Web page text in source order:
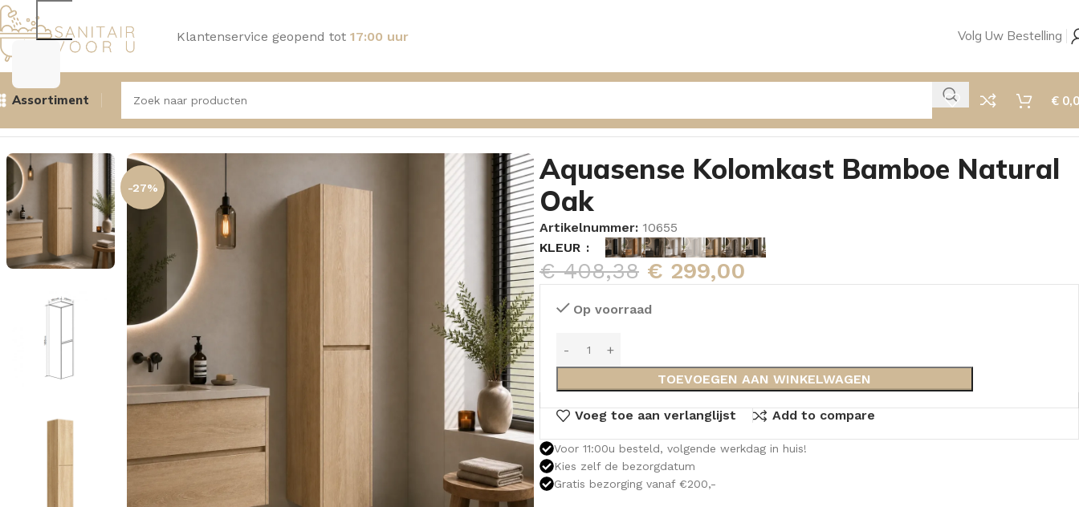
Klantenservice geopend tot 17:00 uur Volg Uw Bestelling
Assortiment €
Badmeubelen Kolomkasten Aquasense Kolomkast Bamboe Natural Oak
-27%
Aquasense Kolomkast Bamboe Natural
Oak
Artikelnummer: 10655
KLEUR
€408,38 € 299,00
Op voorraad
TOEVOEGEN AAN WINKELWAGEN
Voeg toe aan verlanglijst Add to compare
Voor 11:00u besteld, volgende werkdag in huis!
Kies zelf de bezorgdatum
Gratis bezorging vanaf €200,-